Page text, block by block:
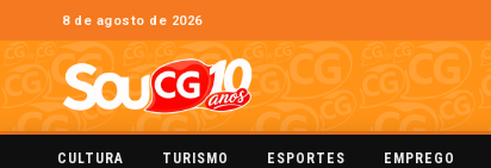
8 de agosto de 2026
CULTURA TURISMO ESPORTES EMPREGO